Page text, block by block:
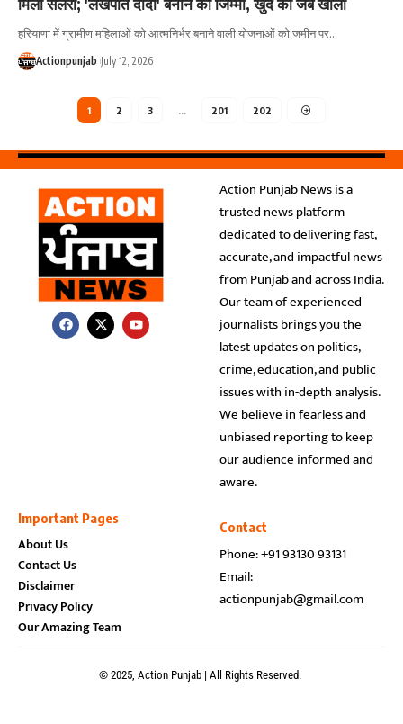
हरियाणा में ग्रामीण महिलाओं को आत्मनिर्भर बनाने वाली योजनाओं को जमीन पर…
Actionpunjab July 12, 2026
1 2 3 … 201 202
Action Punjab News is a
trusted news platform
dedicated to delivering fast,
accurate, and impactful news
from Punjab and across India.
Our team of experienced
journalists brings you the
latest updates on politics,
crime, education, and public
issues with in-depth analysis.
We believe in fearless and
unbiased reporting to keep
our audience informed and
aware.
Important Pages
About Us
Contact Us
Disclaimer
Privacy Policy
Our Amazing Team
Contact
Phone: +91 93130 93131
Email:
actionpunjab@gmail.com
© 2025, Action Punjab | All Rights Reserved.